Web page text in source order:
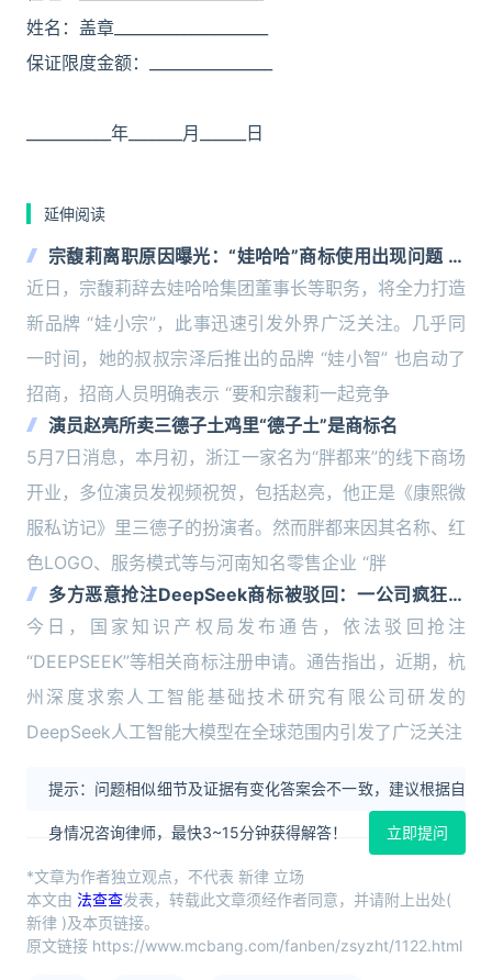
姓名：盖章____________________
保证限度金额：________________
___________年_______月______日
延伸阅读
宗馥莉离职原因曝光：“娃哈哈”商标使用出现问题 将
全力打造新品牌 “娃小宗”
近日，宗馥莉辞去娃哈哈集团董事长等职务，将全力打造
新品牌 “娃小宗”，此事迅速引发外界广泛关注。几乎同
一时间，她的叔叔宗泽后推出的品牌 “娃小智” 也启动了
招商，招商人员明确表示 “要和宗馥莉一起竞争
演员赵亮所卖三德子土鸡里“德子土”是商标名
5月7日消息，本月初，浙江一家名为“胖都来”的线下商场
开业，多位演员发视频祝贺，包括赵亮，他正是《康熙微
服私访记》里三德子的扮演者。然而胖都来因其名称、红
色LOGO、服务模式等与河南知名零售企业 “胖
多方恶意抢注DeepSeek商标被驳回：一公司疯狂抢
注54次
今日，国家知识产权局发布通告，依法驳回抢注
“DEEPSEEK”等相关商标注册申请。通告指出，近期，杭
州深度求索人工智能基础技术研究有限公司研发的
DeepSeek人工智能大模型在全球范围内引发了广泛关注
提示：问题相似细节及证据有变化答案会不一致，建议根据自
身情况咨询律师，最快3~15分钟获得解答！ 立即提问
*文章为作者独立观点，不代表 新律 立场
本文由 法查查发表，转载此文章须经作者同意，并请附上出处(
新律 )及本页链接。
原文链接 https://www.mcbang.com/fanben/zsyzht/1122.html